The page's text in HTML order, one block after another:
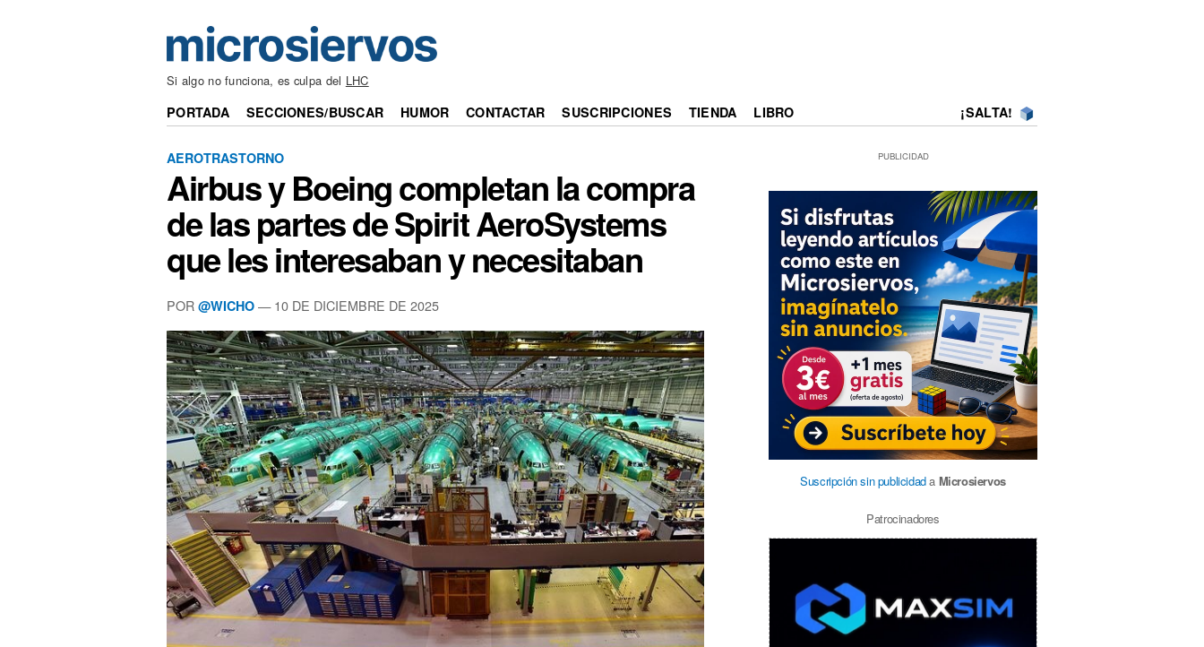
Si algo no funciona, es culpa del LHC
PORTADA SECCIONES/BUSCAR HUMOR CONTACTAR SUSCRIPCIONES TIENDA LIBRO ¡SALTA!
AEROTRASTORNO
Airbus y Boeing completan la compra
de las partes de Spirit AeroSystems
que les interesaban y necesitaban
POR @WICHO — 10 DE DICIEMBRE DE 2025
PUBLICIDAD
Suscripción sin publicidada Microsiervos
Patrocinadores